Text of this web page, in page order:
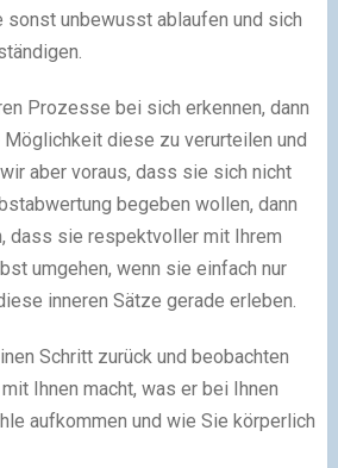
unbewusst ablaufen und sich
Prozesse bei sich erkennen, dann
diese zu verurteilen und
aber voraus, dass sie sich nicht
begeben wollen, dann
dass sie respektvoller mit Ihrem
umgehen, wenn sie einfach nur
inneren Sätze gerade erleben.
Schritt zurück und beobachten
Ihnen macht, was er bei Ihnen
aufkommen und wie Sie körperlich